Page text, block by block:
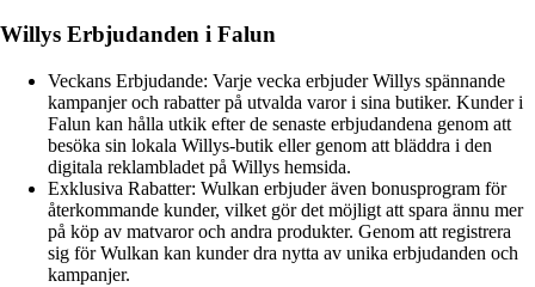
Willys Erbjudanden i Falun
Veckans Erbjudande: Varje vecka erbjuder Willys spännande
kampanjer och rabatter på utvalda varor i sina butiker. Kunder i
Falun kan hålla utkik efter de senaste erbjudandena genom att
besöka sin lokala Willys-butik eller genom att bläddra i den
digitala reklambladet på Willys hemsida.
Exklusiva Rabatter: Wulkan erbjuder även bonusprogram för
återkommande kunder, vilket gör det möjligt att spara ännu mer
på köp av matvaror och andra produkter. Genom att registrera
sig för Wulkan kan kunder dra nytta av unika erbjudanden och
kampanjer.